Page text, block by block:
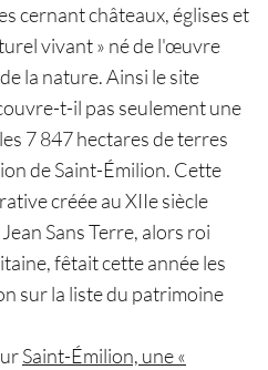
cernant châteaux, églises et
vivant » né de l'œuvre
la nature. Ainsi le site
t-il pas seulement une
7 847 hectares de terres
de Saint-Émilion. Cette
créée au XIIe siècle
Sans Terre, alors roi
fêtait cette année les
sur la liste du patrimoine
Saint-Émilion, une «